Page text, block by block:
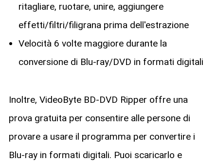
ritagliare, ruotare, unire, aggiungere
effetti/filtri/filigrana prima dell'estrazione
Velocità 6 volte maggiore durante la
conversione di Blu-ray/DVD in formati digitali
Inoltre, VideoByte BD-DVD Ripper offre una
prova gratuita per consentire alle persone di
provare a usare il programma per convertire i
Blu-ray in formati digitali. Puoi scaricarlo e